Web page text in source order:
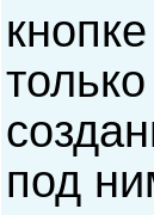
кнопке
под